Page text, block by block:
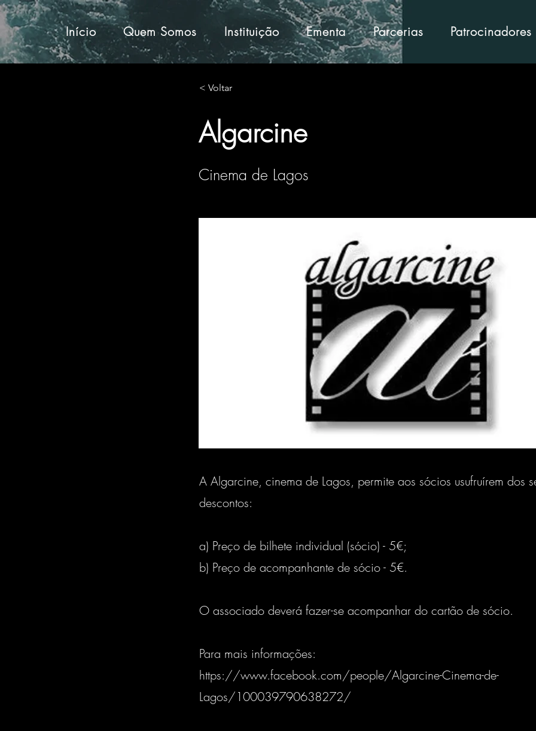
Início Quem Somos Instituição Ementa Parcerias Patrocinadores
< Voltar
Algarcine
Cinema de Lagos
A Algarcine, cinema de Lagos, permite aos sócios usufruírem dos
descontos:
a) Preço de bilhete individual (sócio) - 5€;
b) Preço de acompanhante de sócio - 5€.
O associado deverá fazer-se acompanhar do cartão de sócio.
Para mais informações:
https://www.facebook.com/people/Algarcine-Cinema-de-
Lagos/100039790638272/